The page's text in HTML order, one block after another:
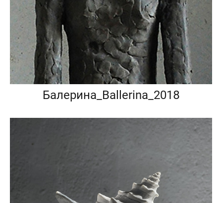
Балерина_Ballerina_2018